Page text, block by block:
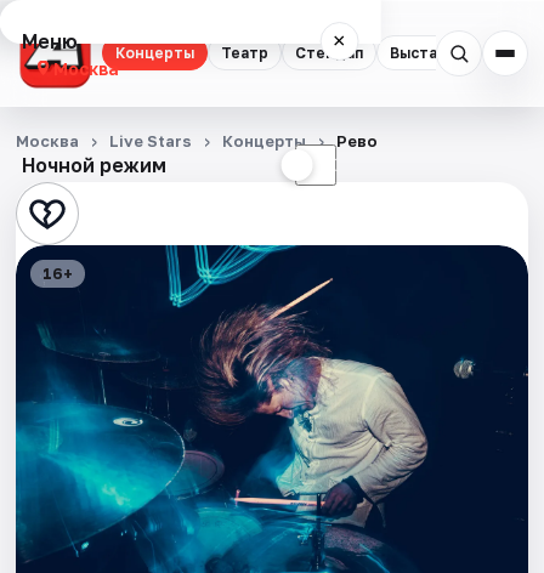
Концерты Театр Стендап Выставки
Меню ×
Москва
Концерты
Театр
Стендап
Квесты
Экскурсии
Спорт
События
Ночной режим ☾
Москва Live Stars Концерты Рево
16+